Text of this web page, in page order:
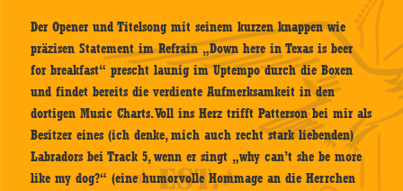
Der Opener und Titelsong mit seinem kurzen knappen wie
präzisen Statement im Refrain „Down here in Texas is beer
for breakfast“ prescht launig im Uptempo durch die Boxen
und findet bereits die verdiente Aufmerksamkeit in den
dortigen Music Charts. Voll ins Herz trifft Patterson bei mir als
Besitzer eines (ich denke, mich auch recht stark liebenden)
Labradors bei Track 5, wenn er singt „why can’t she be more
like my dog?“ (eine humorvolle Hommage an die Herrchen